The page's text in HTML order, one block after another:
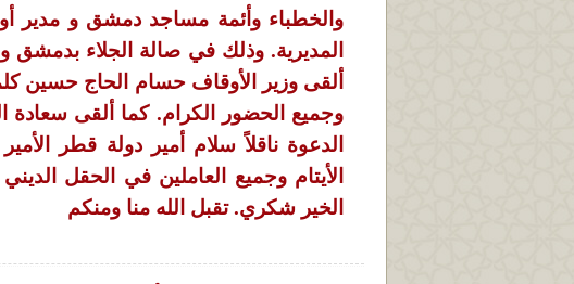
والخطباء وأئمة مساجد دمشق و مدير
المديرية. وذلك في صالة الجلاء بدمشق
ألقى وزير الأوقاف حسام الحاج حسين
وجميع الحضور الكرام. كما ألقى
الدعوة ناقلاً سلام أمير دولة قطر
الأيتام وجميع العاملين في الحقل
الخير شكري. تقبل الله منا ومنكم